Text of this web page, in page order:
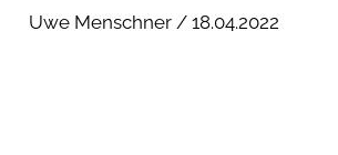
Uwe Menschner / 18.04.2022